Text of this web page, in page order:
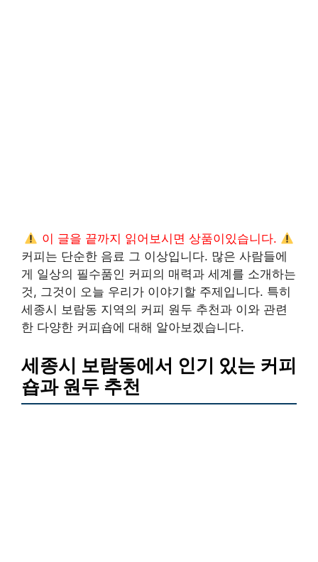
이 글을 끝까지 읽어보시면 상품이있습니다.
커피는 단순한 음료 그 이상입니다. 많은 사람들에
게 일상의 필수품인 커피의 매력과 세계를 소개하는
것, 그것이 오늘 우리가 이야기할 주제입니다. 특히
세종시 보람동 지역의 커피 원두 추천과 이와 관련
한 다양한 커피숍에 대해 알아보겠습니다.
세종시 보람동에서 인기 있는 커피
숍과 원두 추천